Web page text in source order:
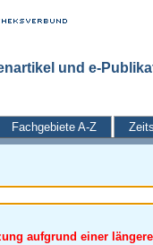
und e-
Fachgebiete A-Z
aufgrund einer